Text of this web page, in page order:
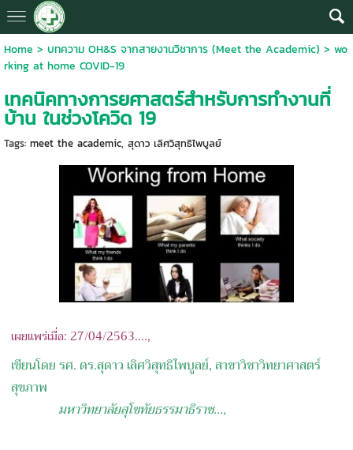
Home > บทความ OH&S จากสายงานวิชาการ (Meet the Academic) > wo
rking at home COVID-19
เทคนิคทางการยศาสตร์สำหรับการทำงานที่
บ้าน ในช่วงโควิด 19
Tags: meet the academic, สุดาว เลิศวิสุทธิไพบูลย์
เผยแพร่เมื่อ: 27/04/2563....,
เขียนโดย รศ. ดร.สุดาว เลิศวิสุทธิไพบูลย์, สาขาวิชาวิทยาศาสตร์
สุขภาพ
มหาวิทยาลัยสุโขทัยธรรมาธิราช...,